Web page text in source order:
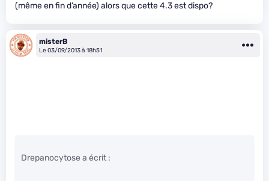
(même en fin d’année) alors que cette 4.3 est dispo?
misterB
Le 03/09/2013 à 18h51
Drepanocytose a écrit :